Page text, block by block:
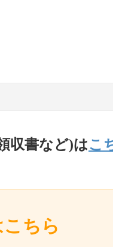
収書など)はこ
ちら